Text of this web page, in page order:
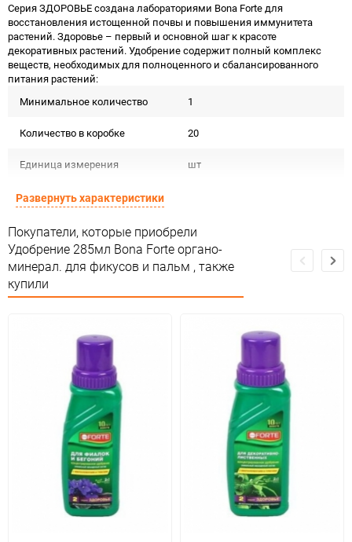
Серия ЗДОРОВЬЕ создана лабораториями Bona Forte для
восстановления истощенной почвы и повышения иммунитета
растений. Здоровье – первый и основной шаг к красоте
декоративных растений. Удобрение содержит полный комплекс
веществ, необходимых для полноценного и сбалансированного
питания растений:
Минимальное количество
1
Количество в коробке 20
Единица измерения шт
Развернуть характеристики
Покупатели, которые приобрели
Удобрение 285мл Bona Forte органо-
минерал. для фикусов и пальм , также
купили